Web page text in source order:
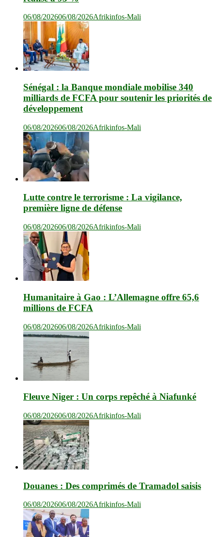
06/08/202606/08/2026Afrikinfos-Mali
Sénégal : la Banque mondiale mobilise 340
milliards de FCFA pour soutenir les priorités de
développement
06/08/202606/08/2026Afrikinfos-Mali
Lutte contre le terrorisme : La vigilance,
première ligne de défense
06/08/202606/08/2026Afrikinfos-Mali
Humanitaire à Gao : L’Allemagne offre 65,6
millions de FCFA
06/08/202606/08/2026Afrikinfos-Mali
Fleuve Niger : Un corps repêché à Niafunké
06/08/202606/08/2026Afrikinfos-Mali
Douanes : Des comprimés de Tramadol saisis
06/08/202606/08/2026Afrikinfos-Mali